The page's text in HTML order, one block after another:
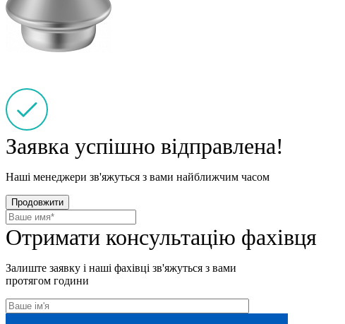
Заявка успішно відправлена!
Наші менеджери зв'яжуться з вами найближчим часом
Продовжити
Отримати консультацію фахівця
Залиште заявку і наші фахівці зв'яжуться з вами
протягом години